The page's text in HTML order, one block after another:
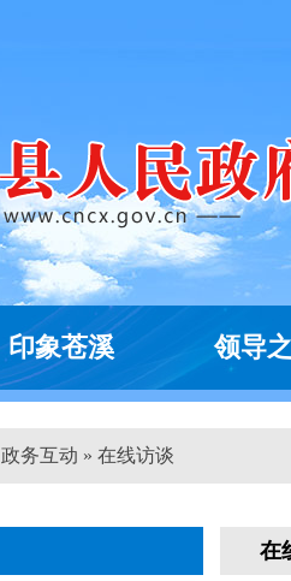
印象苍溪 领导
政务互动 » 在线访谈
在